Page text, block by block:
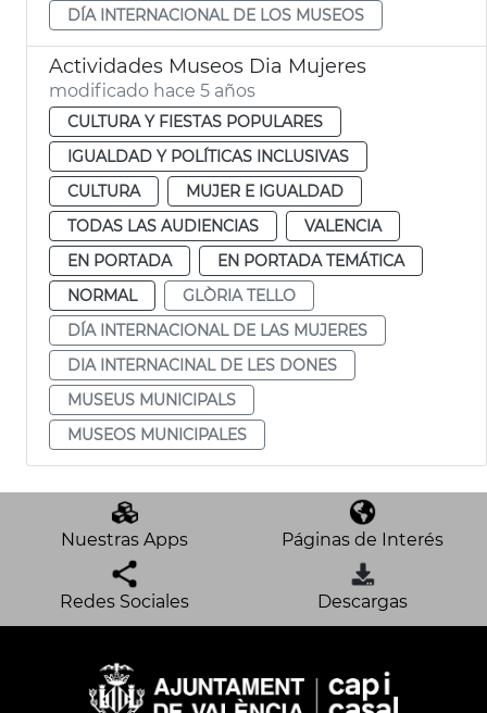
DÍA INTERNACIONAL DE LOS MUSEOS
Actividades Museos Dia Mujeres
modificado hace 5 años
CULTURA Y FIESTAS POPULARES
IGUALDAD Y POLÍTICAS INCLUSIVAS
CULTURA
MUJER E IGUALDAD
TODAS LAS AUDIENCIAS
VALENCIA
EN PORTADA
EN PORTADA TEMÁTICA
NORMAL
GLÒRIA TELLO
DÍA INTERNACIONAL DE LAS MUJERES
DIA INTERNACINAL DE LES DONES
MUSEUS MUNICIPALS
MUSEOS MUNICIPALES
Nuestras Apps Páginas de Interés
Redes Sociales Descargas